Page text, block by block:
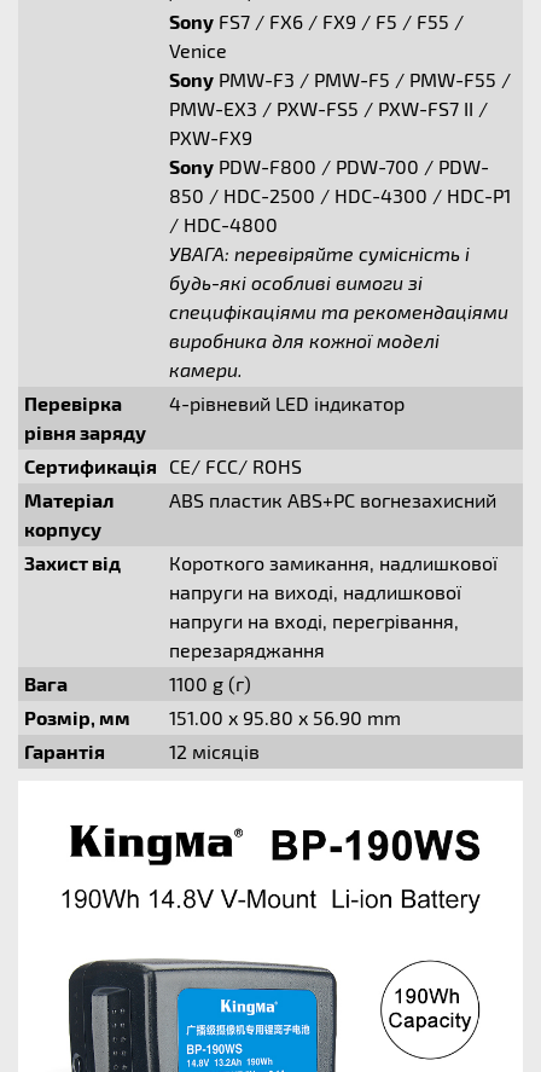
Sony FS7 / FX6 / FX9 / F5 / F55 /
Venice
Sony PMW-F3 / PMW-F5 / PMW-F55 /
PMW-EX3 / PXW-FS5 / PXW-FS7 II /
PXW-FX9
Sony PDW-F800 / PDW-700 / PDW-
850 / HDC-2500 / HDC-4300 / HDC-P1
/ HDC-4800
УВАГА: перевіряйте сумісність і
будь-які особливі вимоги зі
специфікаціями та рекомендаціями
виробника для кожної моделі
камери.
Перевірка
рівня заряду
4-рівневий LED індикатор
Сертификація
CE/ FCC/ ROHS
Матеріал
корпусу
ABS пластик ABS+PC вогнезахисний
Захист від
Короткого замикання, надлишкової
напруги на виході, надлишкової
напруги на вході, перегрівання,
перезаряджання
Вага
1100 g (г)
Розмір, мм
151.00 x 95.80 x 56.90 mm
Гарантія
12 місяців